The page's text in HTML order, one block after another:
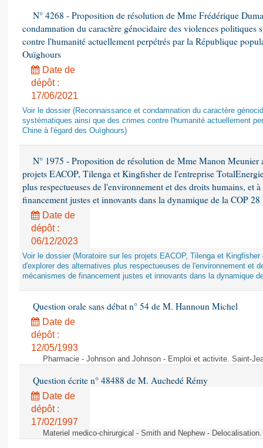
N° 4268 - Proposition de résolution de Mme Frédérique
condamnation du caractère génocidaire des violences politiques
contre l'humanité actuellement perpétrés par la République
Ouïghours
Date de
dépôt :
17/06/2021
Voir le dossier (Reconnaissance et condamnation du caractère
systématiques ainsi que des crimes contre l'humanité actuellement
Chine à l'égard des Ouïghours)
N° 1975 - Proposition de résolution de Mme Manon Meunier
projets EACOP, Tilenga et Kingfisher de l'entreprise
plus respectueuses de l'environnement et des droits humains, et
financement justes et innovants dans la dynamique de la COP 28
Date de
dépôt :
06/12/2023
Voir le dossier (Moratoire sur les projets EACOP, Tilenga et
d'explorer des alternatives plus respectueuses de l'environnement et
mécanismes de financement justes et innovants dans la dynamique
Question orale sans débat n° 54 de M. Hannoun Michel
Date de
dépôt :
12/05/1993
Pharmacie - Johnson and Johnson - Emploi et activite. Saint-
Question écrite n° 48488 de M. Auchedé Rémy
Date de
dépôt :
17/02/1997
Materiel medico-chirurgical - Smith and Nephew -